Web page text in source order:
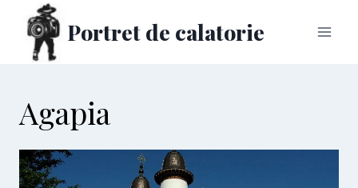
content
Portret de calatorie
Agapia